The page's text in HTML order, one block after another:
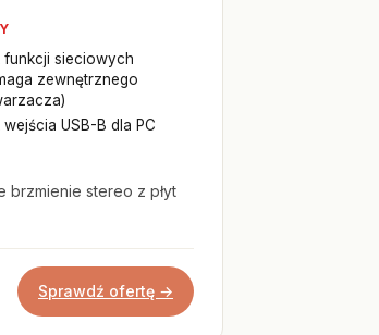
funkcji sieciowych
zewnętrznego
wejścia USB-B dla PC
brzmienie stereo z płyt
Sprawdź ofertę →